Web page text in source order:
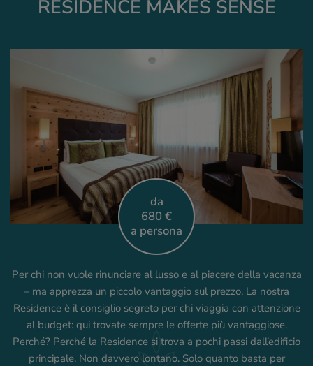
RESIDENCE MAKES SENSE
da
680 €
a persona
Per chi non vuole rinunciare al lusso e al piacere della vacanza
– ma apprezza un piccolo vantaggio sul prezzo. La nostra
Residence è il consiglio segreto per chi viaggia con attenzione
al budget: qui trovate sempre le offerte più vantaggiose.
Perché? Perché la Residence si trova a pochi passi dall’edificio
principale. Non davvero lontano. Solo quanto basta per